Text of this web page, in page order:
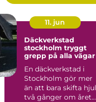
sam...
11. jun
Däckverkstad
stockholm tryggt
grepp på alla vägar
En däckverkstad i
Stockholm gör mer
än att bara skifta hjul
två gånger om året.